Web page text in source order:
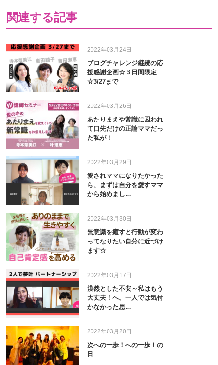
関連する記事
2022年03月24日
ブログチャレンジ継続の応
援感謝企画☆３日間限定
☆3/27まで
2022年03月26日
あたりまえや常識に囚われ
て口先だけの正論ママだっ
た私が！
2022年03月29日
愛されママになりたかった
ら、まずは自分を愛すママ
から始めまし…
2022年03月30日
無意識を癒すと行動が変わ
ってなりたい自分に近づけ
ます☆
2022年03月17日
漠然とした不安～私はもう
大丈夫！へ。一人では気付
かなかった思…
2022年03月20日
次への一歩！への一歩！の
日